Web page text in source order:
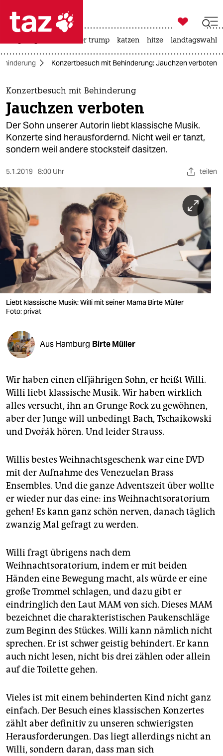
 taz zahl ich
taz zahl ich
themen
politik
öko
sport
berlin
nord
wahrheit
verlag
verlag
veranstaltungen
shop
unterstützen
abo
genossenschaft

taz zahl ich
usa unter trump katzen hitze landtagswahl
Konzertbesuch mit Behinderung: Jauchzen verboten
Konzertbesuch mit Behinderung
Jauchzen verboten
Der Sohn unserer Autorin liebt klassische Musik.
Konzerte sind herausfordernd. Nicht weil er tanzt,
sondern weil andere stocksteif dasitzen.
5.1.2019 8:00 Uhr teilen
Liebt klassische Musik: Willi mit seiner Mama Birte Müller
Foto: privat
Aus Hamburg Birte Müller
Wir haben einen elfjährigen Sohn, er heißt Willi.
Willi liebt klassische Musik. Wir haben wirklich
alles versucht, ihn an Grunge Rock zu gewöhnen,
aber der Junge will unbedingt Bach, Tschaikowski
und Dvořák hören. Und leider Strauss.
Willis bestes Weihnachtsgeschenk war eine DVD
mit der Aufnahme des Venezuelan Brass
Ensembles. Und die ganze Adventszeit über wollte
er wieder nur das eine: ins Weihnachtsoratorium
gehen! Es kann ganz schön nerven, danach täglich
zwanzig Mal gefragt zu werden.
Willi fragt übrigens nach dem
Weihnachtsoratorium, indem er mit beiden
Händen eine Bewegung macht, als würde er eine
große Trommel schlagen, und dazu gibt er
eindringlich den Laut MAM von sich. Dieses MAM
bezeichnet die charakteristischen Paukenschläge
zum Beginn des Stückes. Willi kann nämlich nicht
sprechen. Er ist schwer geistig behindert. Er kann
auch nicht lesen, nicht bis drei zählen oder allein
auf die Toilette gehen.
Vieles ist mit einem behinderten Kind nicht ganz
einfach. Der Besuch eines klassischen Konzertes
zählt aber definitiv zu unseren schwierigsten
Herausforderungen. Das liegt allerdings nicht an
Willi, sondern daran, dass man sich